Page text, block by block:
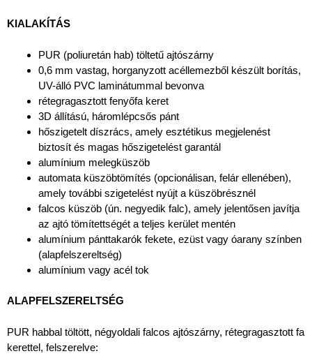
KIALAKÍTÁS
PUR (poliuretán hab) töltetű ajtószárny
0,6 mm vastag, horganyzott acéllemezből készült borítás,
UV-álló PVC laminátummal bevonva
rétegragasztott fenyőfa keret
3D állítású, háromlépcsős pánt
hőszigetelt díszrács, amely esztétikus megjelenést
biztosít és magas hőszigetelést garantál
alumínium melegküszöb
automata küszöbtömítés (opcionálisan, felár ellenében),
amely további szigetelést nyújt a küszöbrésznél
falcos küszöb (ún. negyedik falc), amely jelentősen javítja
az ajtó tömítettségét a teljes kerület mentén
alumínium pánttakarók fekete, ezüst vagy óarany színben
(alapfelszereltség)
alumínium vagy acél tok
ALAPFELSZERELTSÉG
PUR habbal töltött, négyoldali falcos ajtószárny, rétegragasztott fa
kerettel, felszerelve: